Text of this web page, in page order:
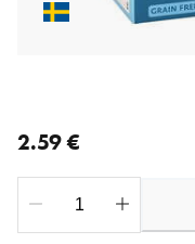
2.59 €